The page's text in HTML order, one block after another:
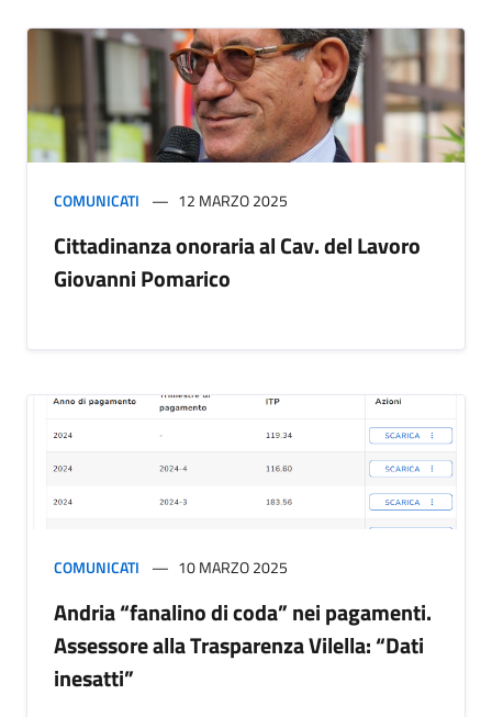
COMUNICATI 12 MARZO 2025
Cittadinanza onoraria al Cav. del Lavoro
Giovanni Pomarico
COMUNICATI 10 MARZO 2025
Andria “fanalino di coda” nei pagamenti.
Assessore alla Trasparenza Vilella: “Dati
inesatti”